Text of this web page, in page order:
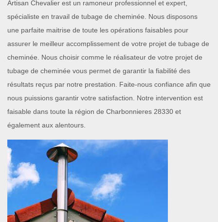
Artisan Chevalier est un ramoneur professionnel et expert,
spécialiste en travail de tubage de cheminée. Nous disposons
une parfaite maitrise de toute les opérations faisables pour
assurer le meilleur accomplissement de votre projet de tubage de
cheminée. Nous choisir comme le réalisateur de votre projet de
tubage de cheminée vous permet de garantir la fiabilité des
résultats reçus par notre prestation. Faite-nous confiance afin que
nous puissions garantir votre satisfaction. Notre intervention est
faisable dans toute la région de Charbonnieres 28330 et
également aux alentours.